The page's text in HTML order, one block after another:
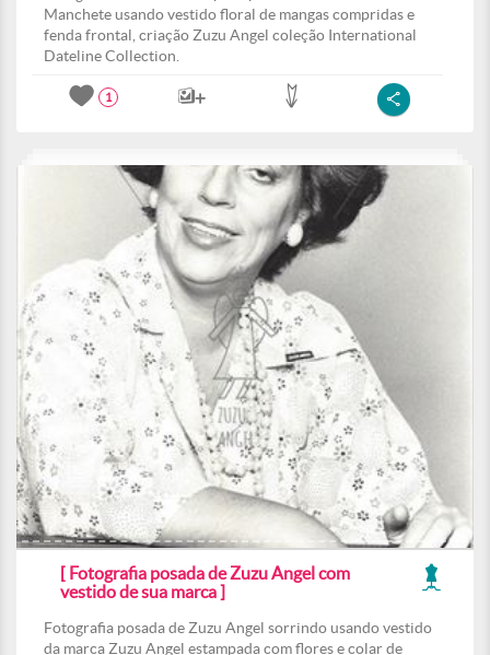
Manchete usando vestido floral de mangas compridas e
fenda frontal, criação Zuzu Angel coleção International
Dateline Collection.
1
[ Fotografia posada de Zuzu Angel com
vestido de sua marca ]
Fotografia posada de Zuzu Angel sorrindo usando vestido
da marca Zuzu Angel estampada com flores e colar de